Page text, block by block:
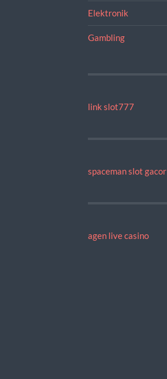
Elektronik
Gambling
link slot777
spaceman slot gacor
agen live casino